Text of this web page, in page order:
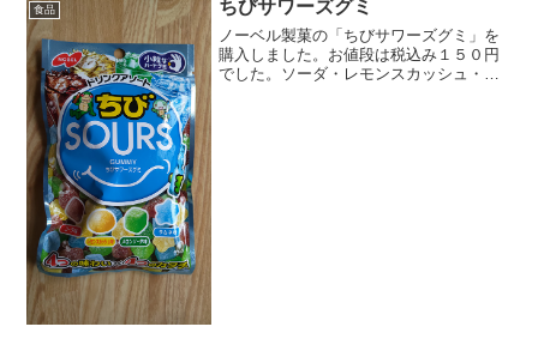
食品 ちびサワーズグミ
ノーベル製菓の「ちびサワーズグミ」を
購入しました。お値段は税込み１５０円
でした。ソーダ・レモンスカッシュ・メ